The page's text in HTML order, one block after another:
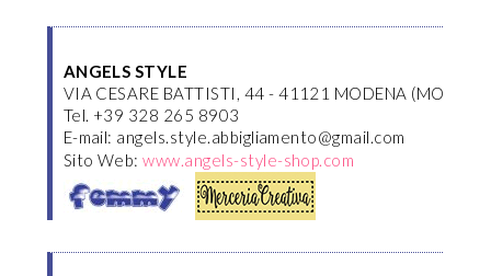
ANGELS STYLE
VIA CESARE BATTISTI, 44 - 41121 MODENA (MO)
Tel. +39 328 265 8903
E-mail: angels.style.abbigliamento@gmail.com
Sito Web:www.angels-style-shop.com